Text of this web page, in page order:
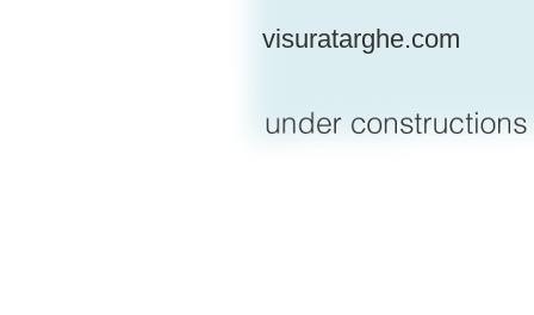
visuratarghe.com